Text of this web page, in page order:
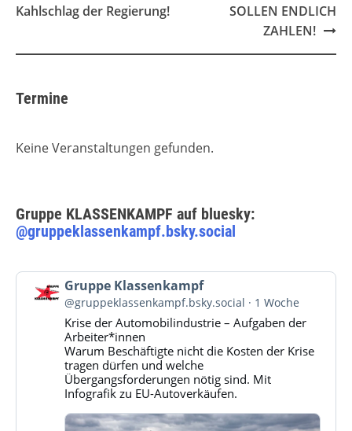
Kahlschlag der Regierung!
SOLLEN ENDLICH
ZAHLEN!
Termine
Keine Veranstaltungen gefunden.
Gruppe KLASSENKAMPF auf bluesky:
@gruppeklassenkampf.bsky.social
Beitrag
von
Gruppe
Klassenkampf
Bluesky
ansehen
Gruppe Klassenkampf
@gruppeklassenkampf.bsky.social 1 Woche
Krise der Automobilindustrie – Aufgaben der
Arbeiter*innen
Warum Beschäftigte nicht die Kosten der Krise
tragen dürfen und welche
Übergangsforderungen nötig sind. Mit
Infografik zu EU-Autoverkäufen.